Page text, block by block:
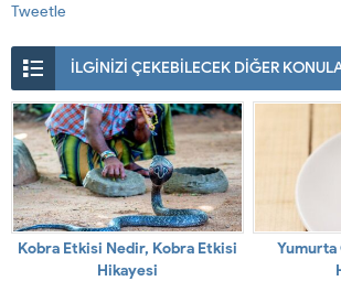
Tweetle
İLGİNİZİ ÇEKEBİLECEK DİĞER
Kobra Etkisi Nedir, Kobra Etkisi
Hikayesi
Yumurta